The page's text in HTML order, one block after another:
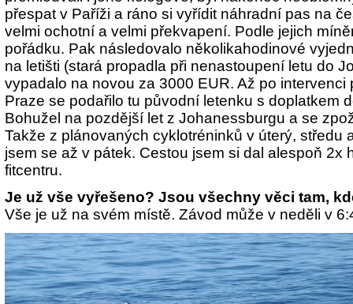
přespat v Paříži a ráno si vyřídit náhradní pas na
velmi ochotní a velmi překvapení. Podle jejich
pořádku. Pak následovalo několikahodinové
na letišti (stará propadla při nenastoupení letu do
vypadalo na novou za 3000 EUR. Až po intervenci
Praze se podařilo tu původní letenku s doplatkem
Bohužel na pozdější let z Johanessburgu a se
Takže z plánovaných cyklotréninků v úterý, středu
jsem se až v pátek. Cestou jsem si dal alespoň 2x
fitcentru.
Je už vše vyřešeno? Jsou všechny věci tam,
Vše je už na svém místě. Závod může v neděli v